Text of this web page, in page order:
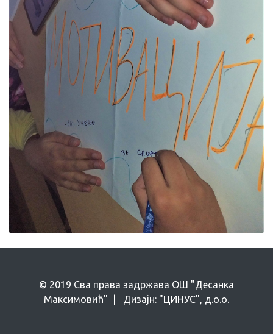
© 2019 Сва права задржава ОШ "Десанка
Максимовић" | Дизајн: "ЦИНУС", д.о.о.